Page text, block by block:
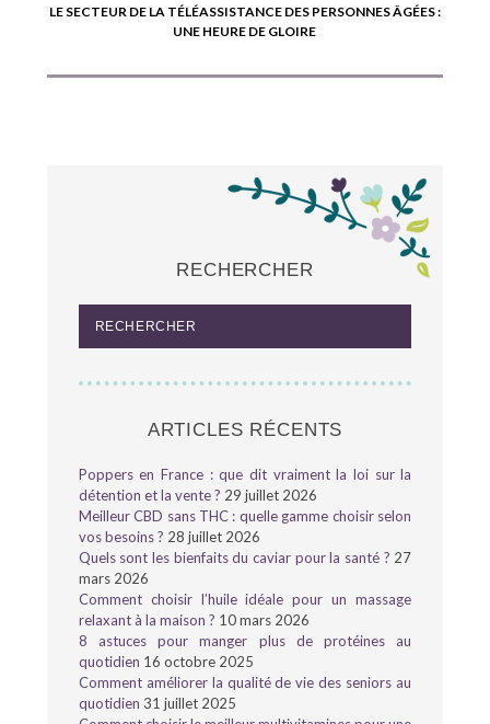
LE SECTEUR DE LA TÉLÉASSISTANCE DES PERSONNES ÂGÉES :
UNE HEURE DE GLOIRE
RECHERCHER
ARTICLES RÉCENTS
Poppers en France : que dit vraiment la loi sur la
détention et la vente ? 29 juillet 2026
Meilleur CBD sans THC : quelle gamme choisir selon
vos besoins ? 28 juillet 2026
Quels sont les bienfaits du caviar pour la santé ? 27
mars 2026
Comment choisir l’huile idéale pour un massage
relaxant à la maison ? 10 mars 2026
8 astuces pour manger plus de protéines au
quotidien 16 octobre 2025
Comment améliorer la qualité de vie des seniors au
quotidien 31 juillet 2025